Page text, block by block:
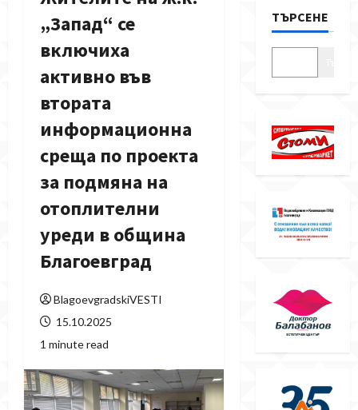
„Запад“ се
включиха
активно във
втората
информационна
среща по проекта
за подмяна на
отоплителни
уреди в община
Благоевград
BlagoevgradskiVESTI
15.10.2025
1 minute read
ТЪРСЕНЕ